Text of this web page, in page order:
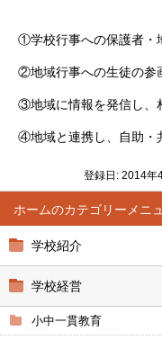
ホーム
学校紹介
学校経営
小中一貫教育
①学校行事への保護者・
②地域行事への生徒の参
③地域に情報を発信し、
④地域と連携し、自助・
登録日: 2014年